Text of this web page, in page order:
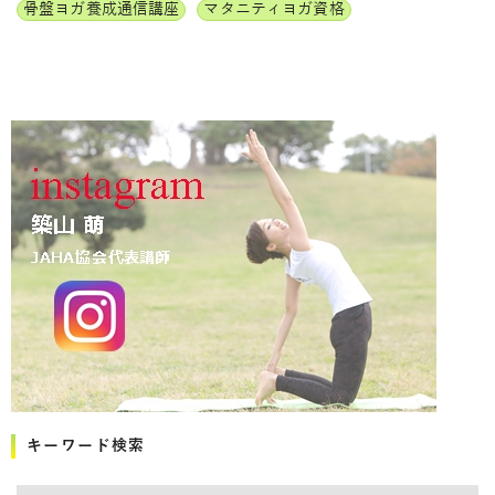
骨盤ヨガ養成通信講座
マタニティヨガ資格
キーワード検索